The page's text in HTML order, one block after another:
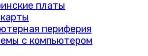
платы
периферия
с компьютером